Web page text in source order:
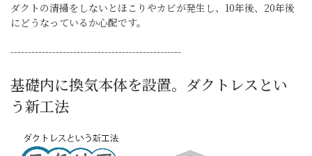
ダクトの清掃をしないとほこりやカビが発生し、10年後、20年後
にどうなっているか心配です。
-------------------------------------------------
基礎内に換気本体を設置。ダクトレスとい
う新工法